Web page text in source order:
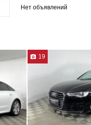
Нет объявлений
19